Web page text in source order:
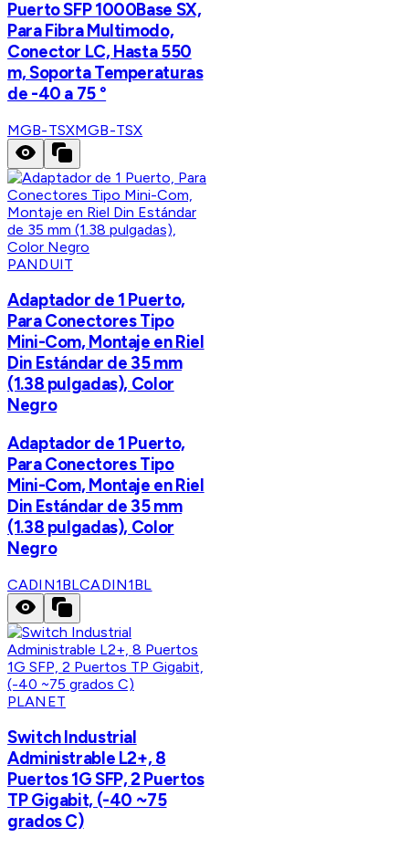
Puerto SFP 1000Base SX,
Para Fibra Multimodo,
Conector LC, Hasta 550
m, Soporta Temperaturas
de -40 a 75 °
MGB-TSXMGB-TSX
PANDUIT
Adaptador de 1 Puerto,
Para Conectores Tipo
Mini-Com, Montaje en Riel
Din Estándar de 35 mm
(1.38 pulgadas), Color
Negro
Adaptador de 1 Puerto,
Para Conectores Tipo
Mini-Com, Montaje en Riel
Din Estándar de 35 mm
(1.38 pulgadas), Color
Negro
CADIN1BLCADIN1BL
PLANET
Switch Industrial
Administrable L2+, 8
Puertos 1G SFP, 2 Puertos
TP Gigabit, (-40 ~75
grados C)